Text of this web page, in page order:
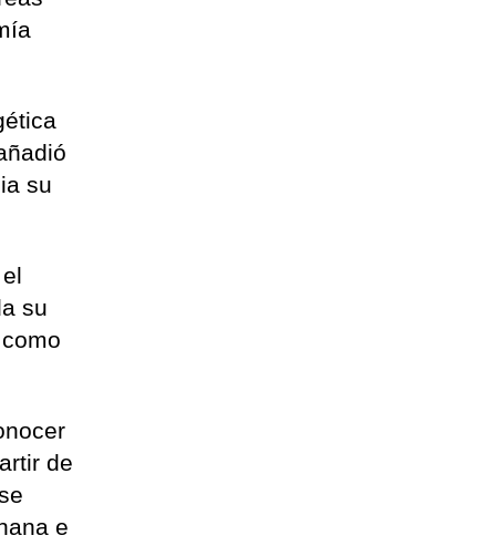
su
su
de
e